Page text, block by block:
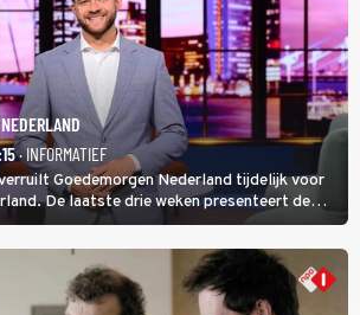
· INFORMATIEF
Goedemorgen Nederland tijdelijk voor
De laatste drie weken presenteert de
Mens-winnaar deze avondtalkshow om en
die er al vanaf het begin bij is.